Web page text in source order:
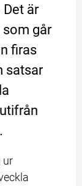
är
som går
firas
satsar
ur